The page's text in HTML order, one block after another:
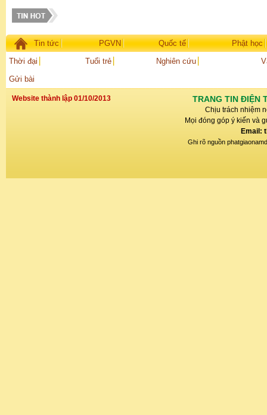
Tin tức PGVN Quốc tế
Phật học
Thời đại
Tuổi trẻ Nghiên cứu
Gửi bài
Website thành lập 01/10/2013 TRANG TIN ĐIỆN
Chịu trách nhiệm
Mọi đóng góp ý kiến và
Email:
Ghi rõ nguồn